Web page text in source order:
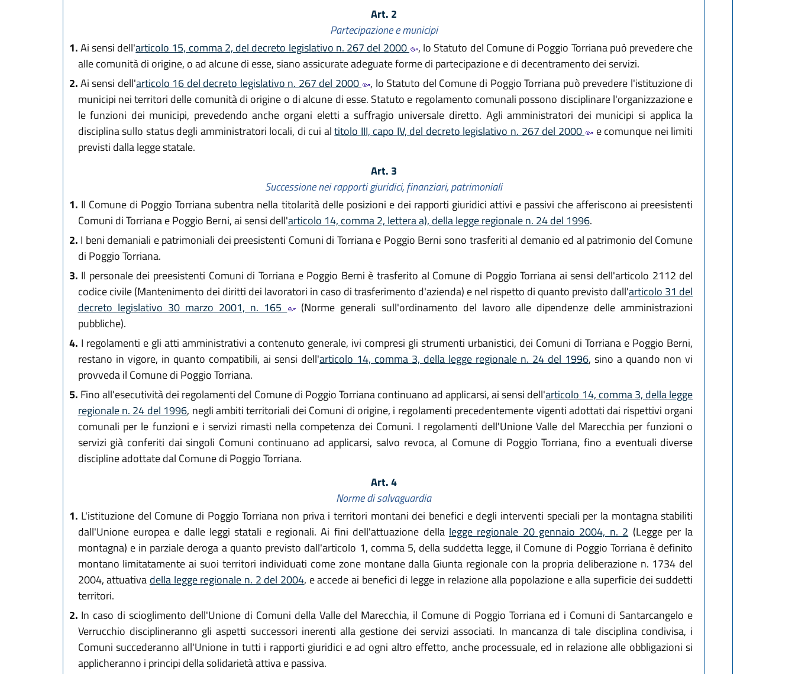
Art. 2
Partecipazione e municipi
1.Ai sensi dell'articolo 15, comma 2, del decreto legislativo n. 267 del 2000
, lo Statuto del Comune di Poggio Torriana può prevedere che
alle comunità di origine, o ad alcune di esse, siano assicurate adeguate forme di partecipazione e di decentramento dei servizi.
2.Ai sensi dell'articolo 16 del decreto legislativo n. 267 del 2000
, lo Statuto del Comune di Poggio Torriana può prevedere l'istituzione di
municipi nei territori delle comunità di origine o di alcune di esse. Statuto e regolamento comunali possono disciplinare l'organizzazione e
le funzioni dei municipi, prevedendo anche organi eletti a suffragio universale diretto. Agli amministratori dei municipi si applica la
disciplina sullo status degli amministratori locali, di cui altitolo III, capo IV, del decreto legislativo n. 267 del 2000
e comunque nei limiti
previsti dalla legge statale.
Art. 3
Successione nei rapporti giuridici, finanziari, patrimoniali
1. Il Comune di Poggio Torriana subentra nella titolarità delle posizioni e dei rapporti giuridici attivi e passivi che afferiscono ai preesistenti
Comuni di Torriana e Poggio Berni, ai sensi dell'articolo 14, comma 2, lettera a), della legge regionale n. 24 del 1996.
2. I beni demaniali e patrimoniali dei preesistenti Comuni di Torriana e Poggio Berni sono trasferiti al demanio ed al patrimonio del Comune
di Poggio Torriana.
3. Il personale dei preesistenti Comuni di Torriana e Poggio Berni è trasferito al Comune di Poggio Torriana ai sensi dell'articolo 2112 del
codice civile (Mantenimento dei diritti dei lavoratori in caso di trasferimento d'azienda) e nel rispetto di quanto previsto dall'articolo 31 del
decreto legislativo 30 marzo 2001, n. 165
(Norme generali sull'ordinamento del lavoro alle dipendenze delle amministrazioni
pubbliche).
4. I regolamenti e gli atti amministrativi a contenuto generale, ivi compresi gli strumenti urbanistici, dei Comuni di Torriana e Poggio Berni,
restano in vigore, in quanto compatibili, ai sensi dell'articolo 14, comma 3, della legge regionale n. 24 del 1996, sino a quando non vi
provveda il Comune di Poggio Torriana.
5. Fino all'esecutività dei regolamenti del Comune di Poggio Torriana continuano ad applicarsi, ai sensi dell'articolo 14, comma 3, della legge
regionale n. 24 del 1996, negli ambiti territoriali dei Comuni di origine, i regolamenti precedentemente vigenti adottati dai rispettivi organi
comunali per le funzioni e i servizi rimasti nella competenza dei Comuni. I regolamenti dell'Unione Valle del Marecchia per funzioni o
servizi già conferiti dai singoli Comuni continuano ad applicarsi, salvo revoca, al Comune di Poggio Torriana, fino a eventuali diverse
discipline adottate dal Comune di Poggio Torriana.
Art. 4
Norme di salvaguardia
1. L'istituzione del Comune di Poggio Torriana non priva i territori montani dei benefici e degli interventi speciali per la montagna stabiliti
dall'Unione europea e dalle leggi statali e regionali. Ai fini dell'attuazione della legge regionale 20 gennaio 2004, n. 2 (Legge per la
montagna) e in parziale deroga a quanto previsto dall'articolo 1, comma 5, della suddetta legge, il Comune di Poggio Torriana è definito
montano limitatamente ai suoi territori individuati come zone montane dalla Giunta regionale con la propria deliberazione n. 1734 del
2004, attuativa della legge regionale n. 2 del 2004, e accede ai benefici di legge in relazione alla popolazione e alla superficie dei suddetti
territori.
2. In caso di scioglimento dell'Unione di Comuni della Valle del Marecchia, il Comune di Poggio Torriana ed i Comuni di Santarcangelo e
Verrucchio disciplineranno gli aspetti successori inerenti alla gestione dei servizi associati. In mancanza di tale disciplina condivisa, i
Comuni succederanno all'Unione in tutti i rapporti giuridici e ad ogni altro effetto, anche processuale, ed in relazione alle obbligazioni si
applicheranno i principi della solidarietà attiva e passiva.